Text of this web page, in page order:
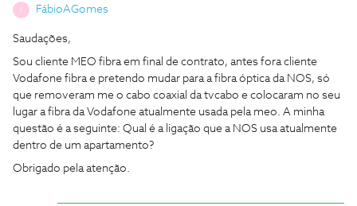
FábioAGomes
Saudações,
Sou cliente MEO fibra em final de contrato, antes fora cliente
Vodafone fibra e pretendo mudar para a fibra óptica da NOS, só
que removeram me o cabo coaxial da tvcabo e colocaram no seu
lugar a fibra da Vodafone atualmente usada pela meo. A minha
questão é a seguinte: Qual é a ligação que a NOS usa atualmente
dentro de um apartamento?
Obrigado pela atenção.